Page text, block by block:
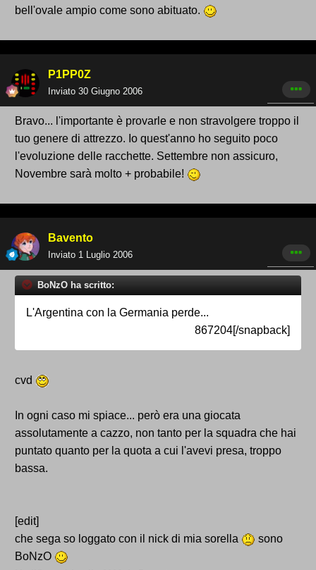
bell'ovale ampio come sono abituato.
P1PP0Z
Inviato 30 Giugno 2006
Bravo... l'importante è provarle e non stravolgere troppo il
tuo genere di attrezzo. Io quest'anno ho seguito poco
l'evoluzione delle racchette. Settembre non assicuro,
Novembre sarà molto + probabile!
Bavento
Inviato 1 Luglio 2006
BoNzO ha scritto:
L'Argentina con la Germania perde...
867204[/snapback]
cvd
In ogni caso mi spiace... però era una giocata
assolutamente a cazzo, non tanto per la squadra che hai
puntato quanto per la quota a cui l'avevi presa, troppo
bassa.
[edit]
che sega so loggato con il nick di mia sorella
sono
BoNzO